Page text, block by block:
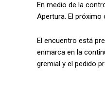
En medio de la
Apertura. El
El encuentro está
enmarca en la
gremial y el pedido